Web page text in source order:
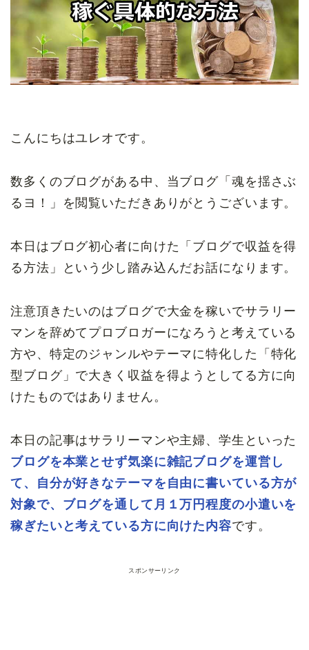
こんにちはユレオです。
数多くのブログがある中、当ブログ「魂を揺さぶ
るヨ！」を閲覧いただきありがとうございます。
本日はブログ初心者に向けた「ブログで収益を得
る方法」という少し踏み込んだお話になります。
注意頂きたいのはブログで大金を稼いでサラリー
マンを辞めてプロブロガーになろうと考えている
方や、特定のジャンルやテーマに特化した「特化
型ブログ」で大きく収益を得ようとしてる方に向
けたものではありません。
本日の記事はサラリーマンや主婦、学生といった
ブログを本業とせず気楽に雑記ブログを運営し
て、自分が好きなテーマを自由に書いている方が
対象で、ブログを通して月１万円程度の小遣いを
稼ぎたいと考えている方に向けた内容です。
スポンサーリンク